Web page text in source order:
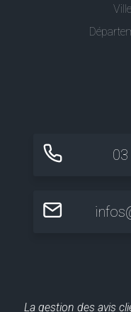
La gestion des avis